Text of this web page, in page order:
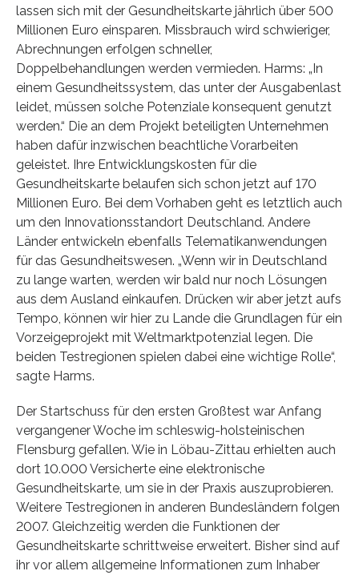
lassen sich mit der Gesundheitskarte jährlich über 500
Millionen Euro einsparen. Missbrauch wird schwieriger,
Abrechnungen erfolgen schneller,
Doppelbehandlungen werden vermieden. Harms: „In
einem Gesundheitssystem, das unter der Ausgabenlast
leidet, müssen solche Potenziale konsequent genutzt
werden.“ Die an dem Projekt beteiligten Unternehmen
haben dafür inzwischen beachtliche Vorarbeiten
geleistet. Ihre Entwicklungskosten für die
Gesundheitskarte belaufen sich schon jetzt auf 170
Millionen Euro. Bei dem Vorhaben geht es letztlich auch
um den Innovationsstandort Deutschland. Andere
Länder entwickeln ebenfalls Telematikanwendungen
für das Gesundheitswesen. „Wenn wir in Deutschland
zu lange warten, werden wir bald nur noch Lösungen
aus dem Ausland einkaufen. Drücken wir aber jetzt aufs
Tempo, können wir hier zu Lande die Grundlagen für ein
Vorzeigeprojekt mit Weltmarktpotenzial legen. Die
beiden Testregionen spielen dabei eine wichtige Rolle“,
sagte Harms.
Der Startschuss für den ersten Großtest war Anfang
vergangener Woche im schleswig-holsteinischen
Flensburg gefallen. Wie in Löbau-Zittau erhielten auch
dort 10.000 Versicherte eine elektronische
Gesundheitskarte, um sie in der Praxis auszuprobieren.
Weitere Testregionen in anderen Bundesländern folgen
2007. Gleichzeitig werden die Funktionen der
Gesundheitskarte schrittweise erweitert. Bisher sind auf
ihr vor allem allgemeine Informationen zum Inhaber